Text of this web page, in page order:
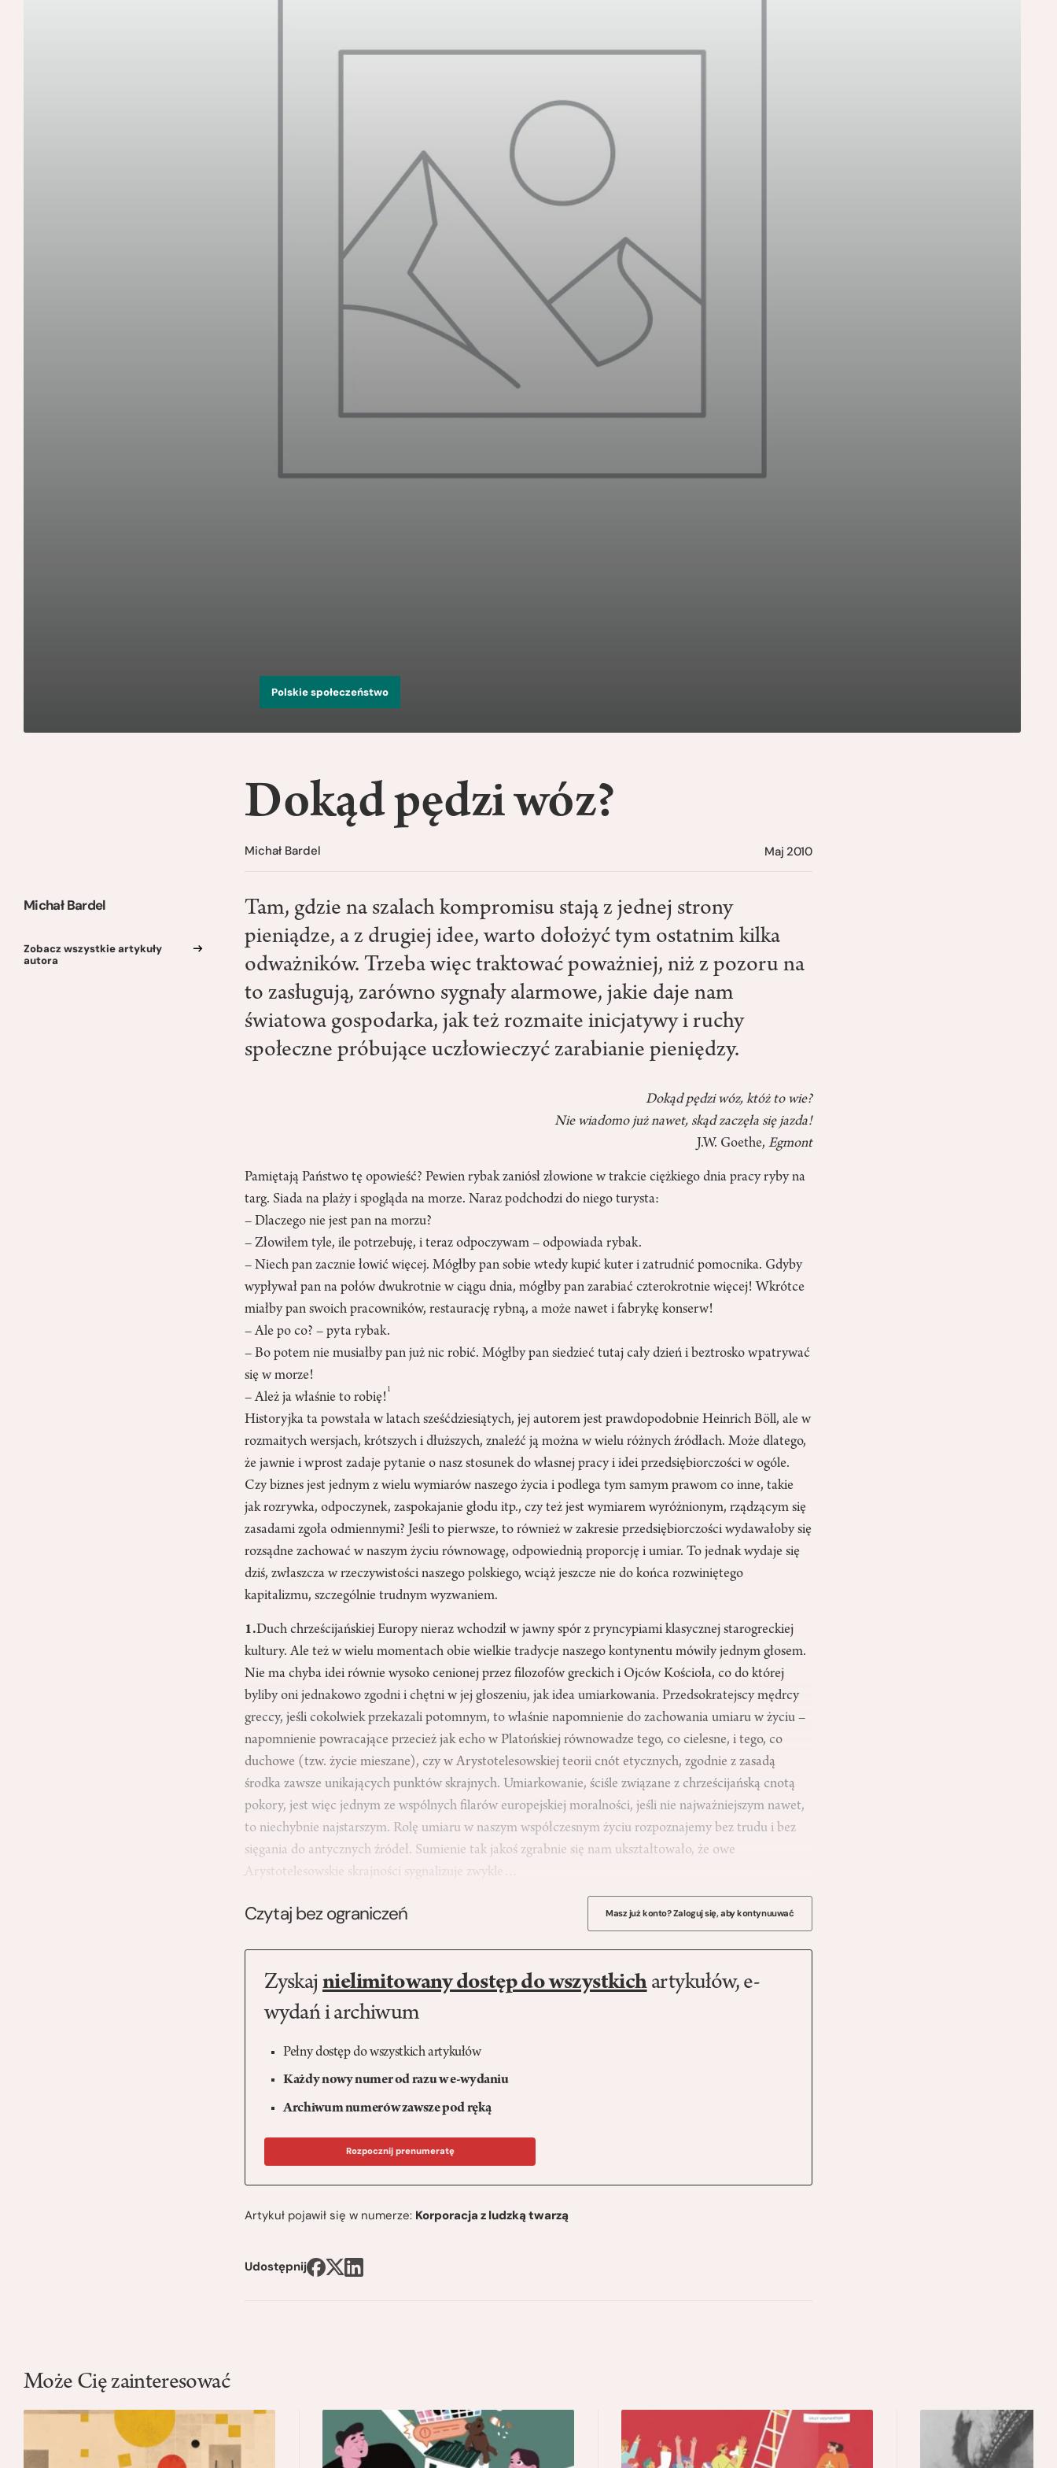
Polskie społeczeństwo
Michał Bardel
Zobacz wszystkie artykuły
autora
Dokąd pędzi wóz?
Michał Bardel Maj 2010
Tam, gdzie na szalach kompromisu stają z jednej strony
pieniądze, a z drugiej idee, warto dołożyć tym ostatnim kilka
odważników. Trzeba więc traktować poważniej, niż z pozoru na
to zasługują, zarówno sygnały alarmowe, jakie daje nam
światowa gospodarka, jak też rozmaite inicjatywy i ruchy
społeczne próbujące uczłowieczyć zarabianie pieniędzy.
Dokąd pędzi wóz, któż to wie?
Nie wiadomo już nawet, skąd zaczęła się jazda!
J.W. Goethe, Egmont
Pamiętają Państwo tę opowieść? Pewien rybak zaniósł złowione w trakcie ciężkiego dnia pracy ryby na
targ. Siada na plaży i spogląda na morze. Naraz podchodzi do niego turysta:
– Dlaczego nie jest pan na morzu?
– Złowiłem tyle, ile potrzebuję, i teraz odpoczywam – odpowiada rybak.
– Niech pan zacznie łowić więcej. Mógłby pan sobie wtedy kupić kuter i zatrudnić pomocnika. Gdyby
wypływał pan na połów dwukrotnie w ciągu dnia, mógłby pan zarabiać czterokrotnie więcej! Wkrótce
miałby pan swoich pracowników, restaurację rybną, a może nawet i fabrykę konserw!
– Ale po co? – pyta rybak.
– Bo potem nie musiałby pan już nic robić. Mógłby pan siedzieć tutaj cały dzień i beztrosko wpatrywać
się w morze!
– Ależ ja właśnie to robię!
1
Historyjka ta powstała w latach sześćdziesiątych, jej autorem jest prawdopodobnie Heinrich Böll, ale w
rozmaitych wersjach, krótszych i dłuższych, znaleźć ją można w wielu różnych źródłach. Może dlatego,
że jawnie i wprost zadaje pytanie o nasz stosunek do własnej pracy i idei przedsiębiorczości w ogóle.
Czy biznes jest jednym z wielu wymiarów naszego życia i podlega tym samym prawom co inne, takie
jak rozrywka, odpoczynek, zaspokajanie głodu itp., czy też jest wymiarem wyróżnionym, rządzącym się
zasadami zgoła odmiennymi? Jeśli to pierwsze, to również w zakresie przedsiębiorczości wydawałoby się
rozsądne zachować w naszym życiu równowagę, odpowiednią proporcję i umiar. To jednak wydaje się
dziś, zwłaszcza w rzeczywistości naszego polskiego, wciąż jeszcze nie do końca rozwiniętego
kapitalizmu, szczególnie trudnym wyzwaniem.
1.Duch chrześcijańskiej Europy nieraz wchodził w jawny spór z pryncypiami klasycznej starogreckiej
kultury. Ale też w wielu momentach obie wielkie tradycje naszego kontynentu mówiły jednym głosem.
Nie ma chyba idei równie wysoko cenionej przez filozofów greckich i Ojców Kościoła, co do której
byliby oni jednakowo zgodni i chętni w jej głoszeniu, jak idea umiarkowania. Przedsokratejscy mędrcy
greccy, jeśli cokolwiek przekazali potomnym, to właśnie napomnienie do zachowania umiaru w życiu –
napomnienie powracające przecież jak echo w Platońskiej równowadze tego, co cielesne, i tego, co
duchowe (tzw. życie mieszane), czy w Arystotelesowskiej teorii cnót etycznych, zgodnie z zasadą
środka zawsze unikających punktów skrajnych. Umiarkowanie, ściśle związane z chrześcijańską cnotą
pokory, jest więc jednym ze wspólnych filarów europejskiej moralności, jeśli nie najważniejszym nawet,
to niechybnie najstarszym. Rolę umiaru w naszym współczesnym życiu rozpoznajemy bez trudu i bez
sięgania do antycznych źródeł. Sumienie tak jakoś zgrabnie się nam ukształtowało, że owe
Arystotelesowskie skrajności sygnalizuje zwykle…
Czytaj bez ograniczeń Masz już konto? Zaloguj się, aby kontynuuwać
Zyskaj nielimitowany dostęp do wszystkichartykułów, e-
wydań i archiwum
Pełny dostęp do wszystkich artykułów
Każdy nowy numer od razu w e-wydaniu
Archiwum numerów zawsze pod ręką
Rozpocznij prenumeratę
Artykuł pojawił się w numerze: Korporacja z ludzką twarzą
Udostępnij
Może Cię zainteresować